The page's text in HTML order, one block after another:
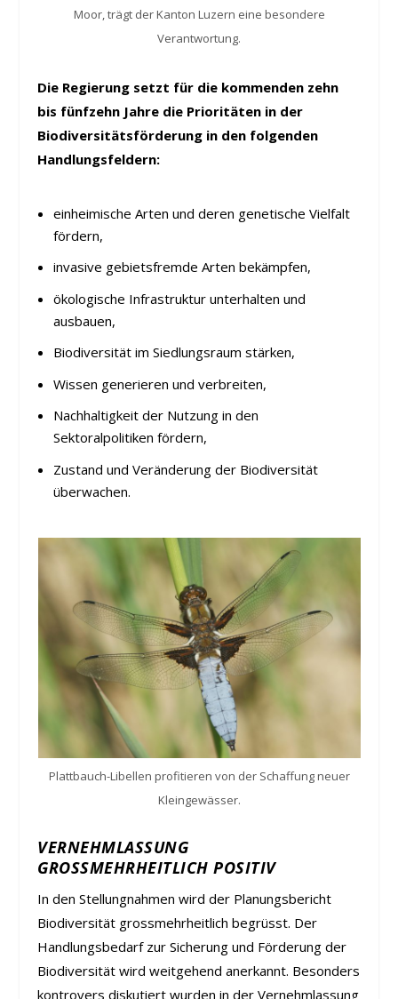
Moor, trägt der Kanton Luzern eine besondere
Verantwortung.
Die Regierung setzt für die kommenden zehn
bis fünfzehn Jahre die Prioritäten in der
Biodiversitätsförderung in den folgenden
Handlungsfeldern:
einheimische Arten und deren genetische Vielfalt
fördern,
invasive gebietsfremde Arten bekämpfen,
ökologische Infrastruktur unterhalten und
ausbauen,
Biodiversität im Siedlungsraum stärken,
Wissen generieren und verbreiten,
Nachhaltigkeit der Nutzung in den
Sektoralpolitiken fördern,
Zustand und Veränderung der Biodiversität
überwachen.
Plattbauch-Libellen profitieren von der Schaffung neuer
Kleingewässer.
VERNEHMLASSUNG
GROSSMEHRHEITLICH POSITIV
In den Stellungnahmen wird der Planungsbericht
Biodiversität grossmehrheitlich begrüsst. Der
Handlungsbedarf zur Sicherung und Förderung der
Biodiversität wird weitgehend anerkannt. Besonders
kontrovers diskutiert wurden in der Vernehmlassung